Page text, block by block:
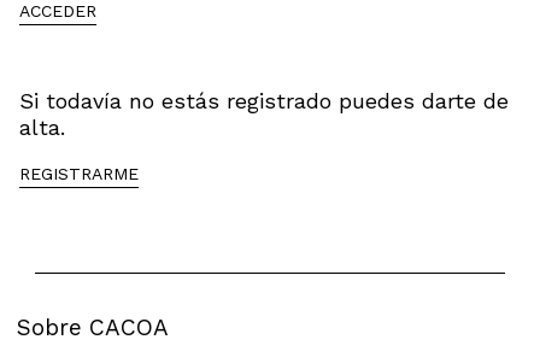
ACCEDER
Si todavía no estás registrado puedes darte de
alta.
REGISTRARME
Sobre CACOA